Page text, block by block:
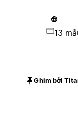
13
Ghim bởi